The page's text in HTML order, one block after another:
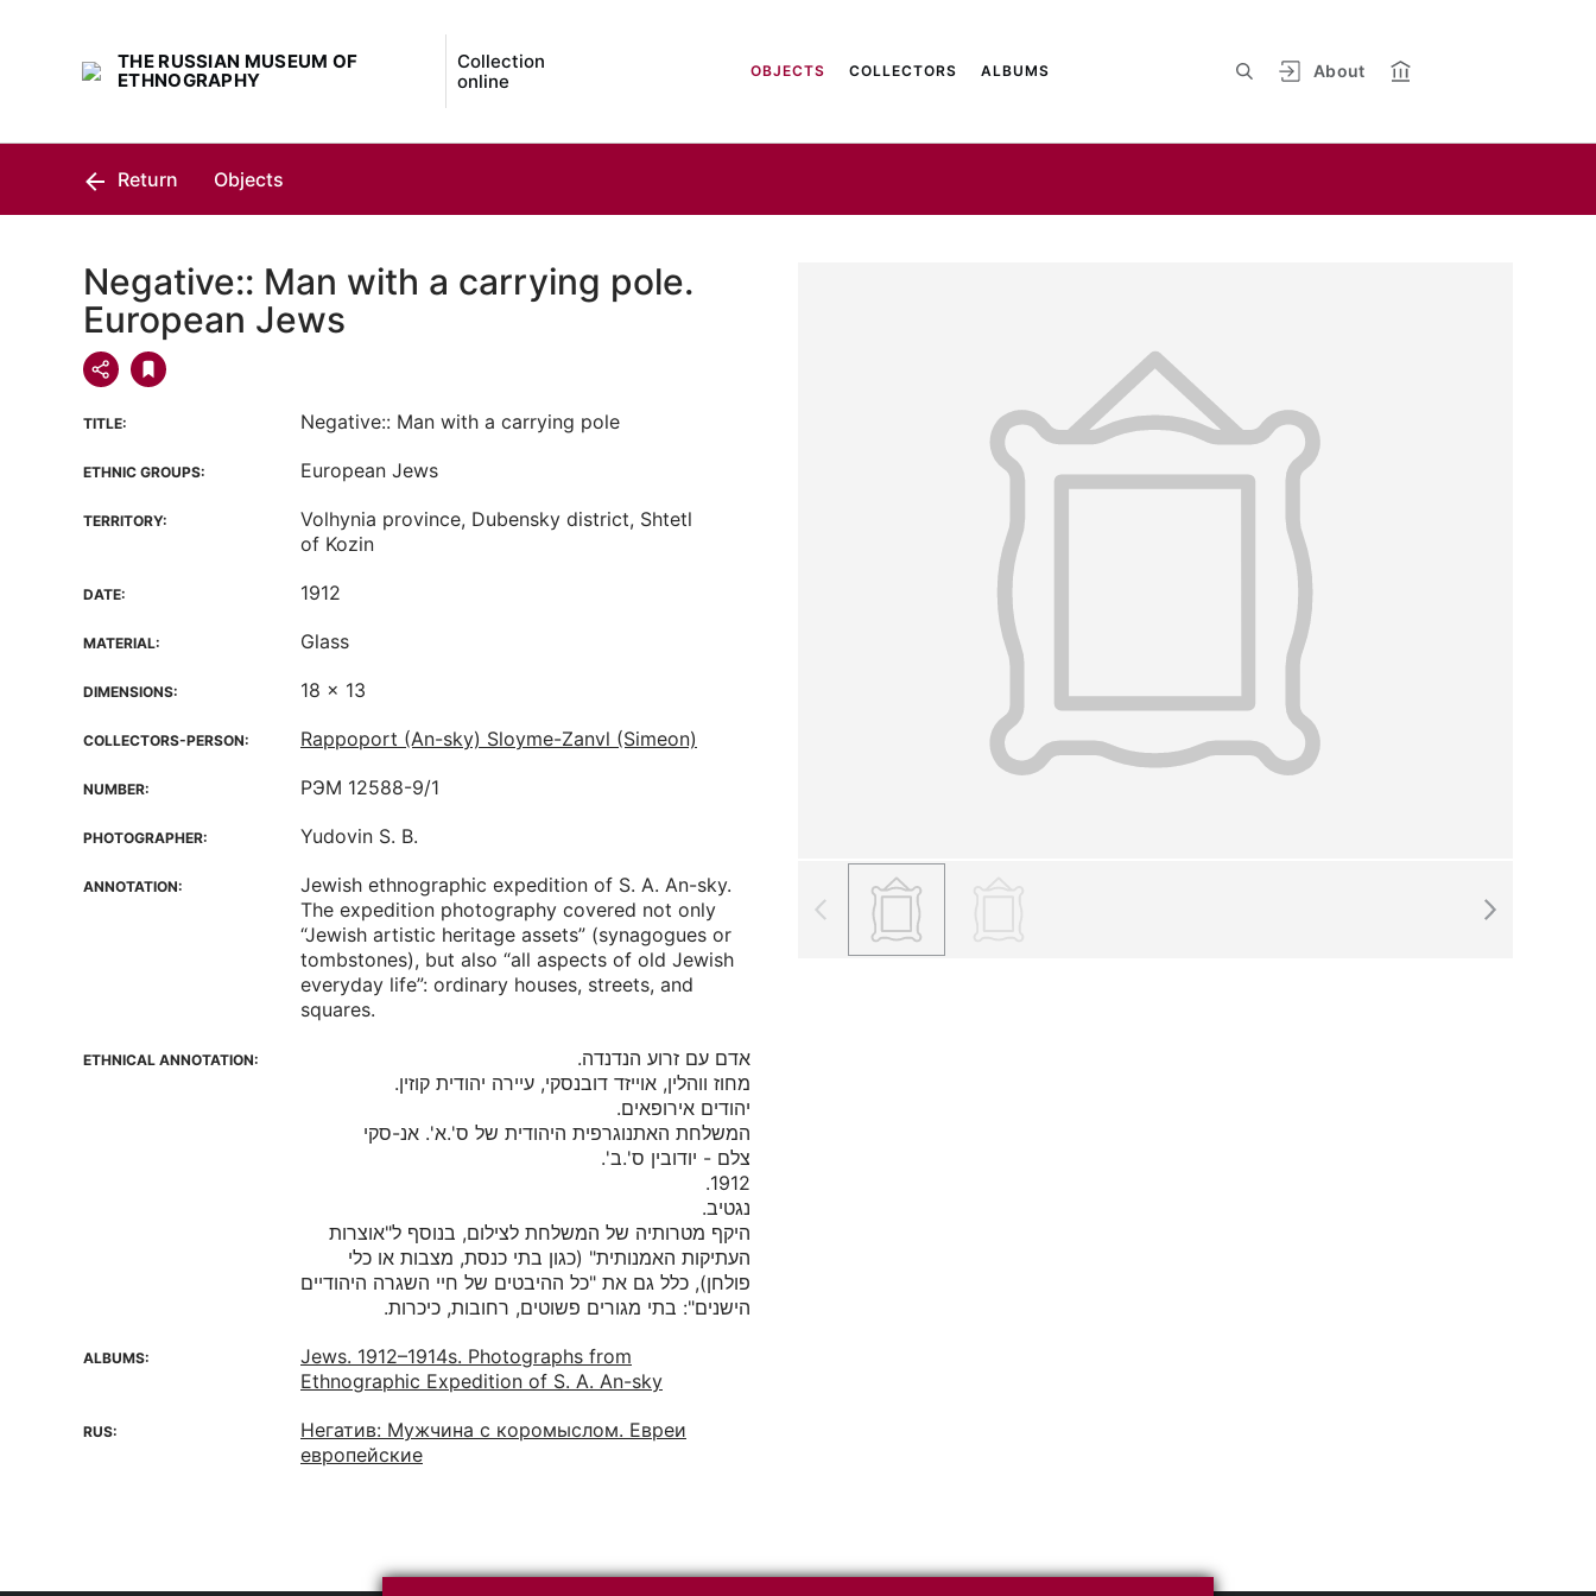
THE RUSSIAN MUSEUM OF
ETHNOGRAPHY
Collection
online
About
OBJECTS COLLECTORS ALBUMS
Return Objects
Negative:: Man with a carrying pole.
European Jews
TITLE: Negative:: Man with a carrying pole
ETHNIC GROUPS: European Jews
TERRITORY:
Volhynia province, Dubensky district, Shtetl
of Kozin
DATE: 1912
MATERIAL: Glass
DIMENSIONS: 18 x 13
COLLECTORS-PERSON: Rappoport (An-sky) Sloyme-Zanvl (Simeon)
NUMBER: РЭМ 12588-9/1
PHOTOGRAPHER: Yudovin S. B.
ANNOTATION:
Jewish ethnographic expedition of S. A. An-sky.
The expedition photography covered not only
“Jewish artistic heritage assets” (synagogues or
tombstones), but also “all aspects of old Jewish
everyday life”: ordinary houses, streets, and
squares.
ETHNICAL ANNOTATION:
היקף מטרותיה של המשלחת לצילום, בנוסף ל"אוצרות
העתיקות האמנותית" (כגון בתי כנסת, מצבות או כלי
פולחן), כלל גם את "כל ההיבטים של חיי השגרה היהודיים
הישנים": בתי מגורים פשוטים, רחובות, כיכרות.
ALBUMS:
Jews. 1912–1914s. Photographs from
Ethnographic Expedition of S. A. An-sky
RUS:
Негатив: Мужчина с коромыслом. Евреи
европейские